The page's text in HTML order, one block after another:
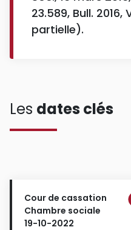
23.589, Bull.
partielle).
Les dates clés
Cour de cassation
Chambre sociale
19-10-2022